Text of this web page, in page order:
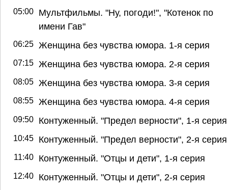
05:00
Мультфильмы. "Ну, погоди!", "Котенок по
имени Гав"
06:25 Женщина без чувства юмора. 1-я серия
07:15 Женщина без чувства юмора. 2-я серия
08:05 Женщина без чувства юмора. 3-я серия
08:55 Женщина без чувства юмора. 4-я серия
09:50 Контуженный. "Предел верности", 1-я серия
10:45 Контуженный. "Предел верности", 2-я серия
11:40 Контуженный. "Отцы и дети", 1-я серия
12:40 Контуженный. "Отцы и дети", 2-я серия